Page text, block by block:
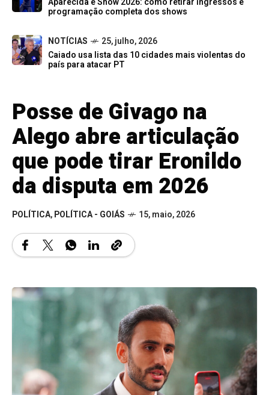
programação completa dos shows
NOTÍCIAS
25, julho, 2026
Caiado usa lista das 10 cidades mais violentas do
país para atacar PT
Posse de Givago na
Alego abre articulação
que pode tirar Eronildo
da disputa em 2026
POLÍTICA,POLÍTICA - GOIÁS 15, maio, 2026